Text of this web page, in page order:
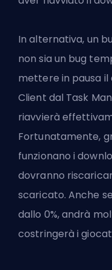
In alternativa, un
non sia un bug
mettere in pausa il
Client dal Task
riavvierà
Fortunatamente,
funzionano i
dovranno
scaricato. Anche
dallo 0%, andrà
costringerà i